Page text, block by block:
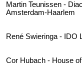
Martin Teunissen -
Amsterdam-Haarlem
René Swieringa - IDO
Cor Hubach - House